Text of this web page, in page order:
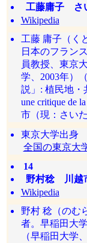
工藤庸子 さ
Wikipedia
工藤 庸子（く
日本のフラン
員教授、東京
学、2003年）
説」: 植民地・
une critique de
市（現：さい
東京大学出身
全国の東京大
14
野村稔 川越
Wikipedia
野村 稔（のむ
者。早稲田大
（早稲田大学